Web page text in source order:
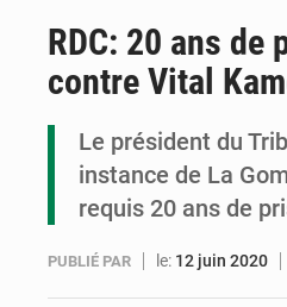
RDC: 20 ans de
contre Vital
Le président du
instance de La
requis 20 ans de
PUBLIÉ PAR le: 12 juin 2020